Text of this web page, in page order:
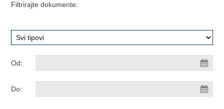
Filtrirajte dokumente:
Od:
Do: